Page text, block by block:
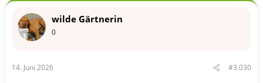
k
o
:
wilde Gärtnerin
0
14. Juni 2026 #3.030